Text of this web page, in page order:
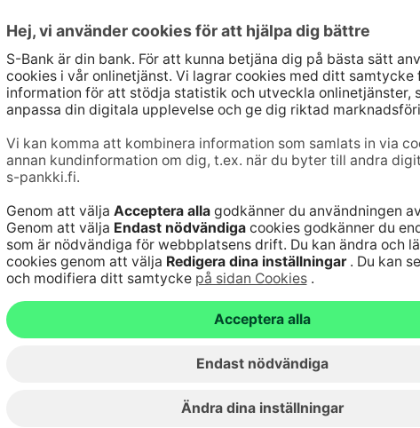
Spärrtjänst för bankkoder 24
h/dygn
09 6964 6820(lna/mta)
Spärrtjänst för kort 24
h/dygn
020 333 (lna/mta)
Bli kund
Vanliga frågor
Säker hantering
bankärenden
Fondkurser
Aktuellt
Artiklar
Hyreslokaler